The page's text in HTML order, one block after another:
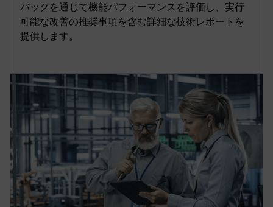
バックを通じて機能パフォーマンスを評価し、実行
可能な改善の推奨事項を含む詳細な技術レポートを
提供します。